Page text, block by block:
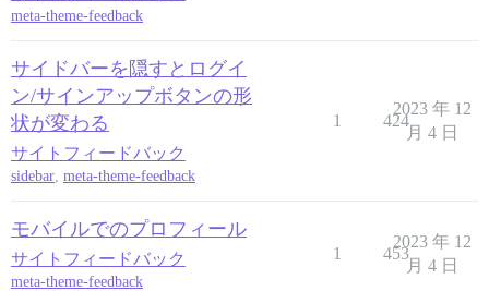
meta-theme-feedback
サイドバーを隠すとログイ
ン/サインアップボタンの形
状が変わる
サイトフィードバック
sidebar, meta-theme-feedback
1 424
2023 年 12
月 4 日
モバイルでのプロフィール
サイトフィードバック
meta-theme-feedback
1 453
2023 年 12
月 4 日